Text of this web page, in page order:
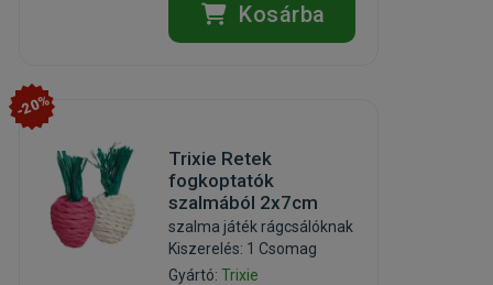
Kosárba
-20%
Trixie Retek
fogkoptatók
szalmából 2x7cm
szalma játék rágcsálóknak
Kiszerelés: 1 Csomag
Gyártó:Trixie